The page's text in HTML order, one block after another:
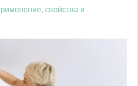
свойства и